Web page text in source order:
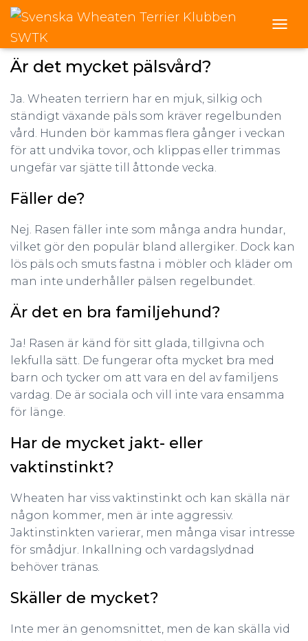
O
N
V
I
N
Wheaten Terrier Q&A
Är det mycket pälsvård?
Ja. Wheaten terriern har en mjuk, silkig och
ständigt växande päls som kräver regelbunden
vård. Hunden bör kammas flera gånger i veckan
för att undvika tovor, och klippas eller trimmas
ungefär var sjätte till åttonde vecka.
Fäller de?
Nej. Rasen fäller inte som många andra hundar,
vilket gör den populär bland allergiker. Dock kan
lös päls och smuts fastna i möbler och kläder om
man inte underhåller pälsen regelbundet.
Är det en bra familjehund?
Ja! Rasen är känd för sitt glada, tillgivna och
lekfulla sätt. De fungerar ofta mycket bra med
barn och tycker om att vara en del av familjens
vardag. De är sociala och vill inte vara ensamma
för länge.
Har de mycket jakt- eller
vaktinstinkt?
Wheaten har viss vaktinstinkt och kan skälla när
någon kommer, men är inte aggressiv.
Jaktinstinkten varierar, men många visar intresse
för smådjur. Inkallning och vardagslydnad
behöver tränas.
Skäller de mycket?
Inte mer än genomsnittet, men de kan skälla vid